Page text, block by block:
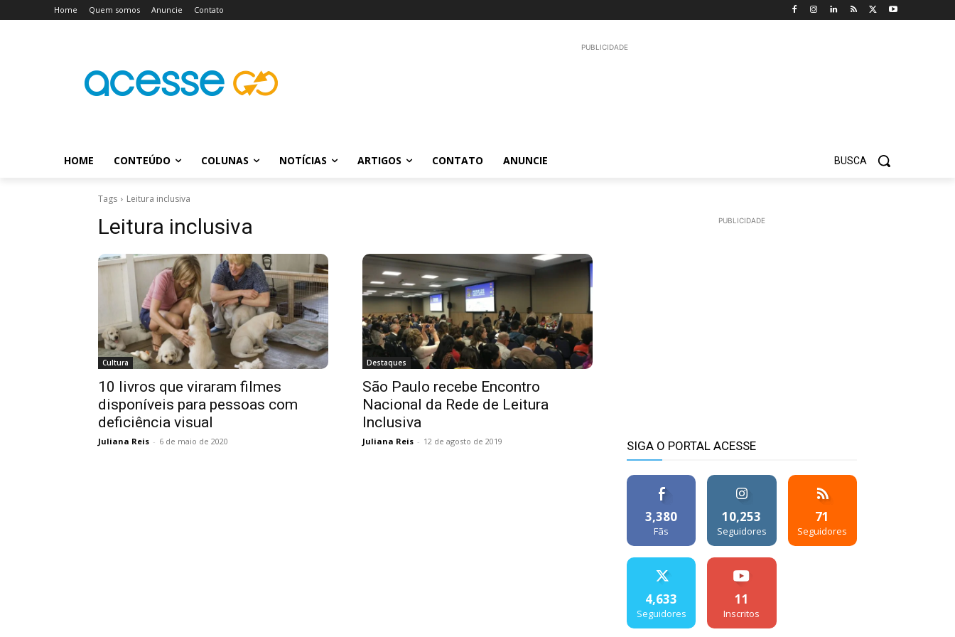
Home Quem somos Anuncie Contato
PUBLICIDADE
HOME CONTEÚDO COLUNAS NOTÍCIAS ARTIGOS CONTATO ANUNCIE BUSCA
Tags Leitura inclusiva
Leitura inclusiva
Cultura
10 livros que viraram filmes
disponíveis para pessoas com
deficiência visual
Juliana Reis - 6 de maio de 2020
Destaques
São Paulo recebe Encontro
Nacional da Rede de Leitura
Inclusiva
Juliana Reis - 12 de agosto de 2019
PUBLICIDADE
SIGA O PORTAL ACESSE
3,380
Fãs
10,253
Seguidores
71
Seguidores
4,633
Seguidores
11
Inscritos